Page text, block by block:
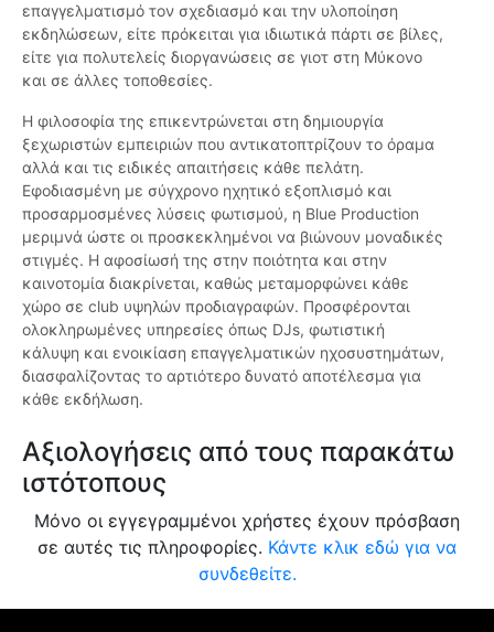
επαγγελματισμό τον σχεδιασμό και την υλοποίηση
εκδηλώσεων, είτε πρόκειται για ιδιωτικά πάρτι σε βίλες,
είτε για πολυτελείς διοργανώσεις σε γιοτ στη Μύκονο
και σε άλλες τοποθεσίες.
Η φιλοσοφία της επικεντρώνεται στη δημιουργία
ξεχωριστών εμπειριών που αντικατοπτρίζουν το όραμα
αλλά και τις ειδικές απαιτήσεις κάθε πελάτη.
Εφοδιασμένη με σύγχρονο ηχητικό εξοπλισμό και
προσαρμοσμένες λύσεις φωτισμού, η Blue Production
μεριμνά ώστε οι προσκεκλημένοι να βιώνουν μοναδικές
στιγμές. Η αφοσίωσή της στην ποιότητα και στην
καινοτομία διακρίνεται, καθώς μεταμορφώνει κάθε
χώρο σε club υψηλών προδιαγραφών. Προσφέρονται
ολοκληρωμένες υπηρεσίες όπως DJs, φωτιστική
κάλυψη και ενοικίαση επαγγελματικών ηχοσυστημάτων,
διασφαλίζοντας το αρτιότερο δυνατό αποτέλεσμα για
κάθε εκδήλωση.
Αξιολογήσεις από τους παρακάτω
ιστότοπους
Μόνο οι εγγεγραμμένοι χρήστες έχουν πρόσβαση
σε αυτές τις πληροφορίες. Κάντε κλικ εδώ για να
συνδεθείτε.